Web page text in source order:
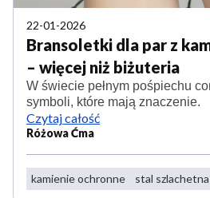
22-01-2026
Bransoletki dla par z
– więcej niż biżuteria
W świecie pełnym pośpiechu
symboli, które mają znaczenie.
Czytaj całość
Różowa Ćma
kamienie ochronne stal szlachetna